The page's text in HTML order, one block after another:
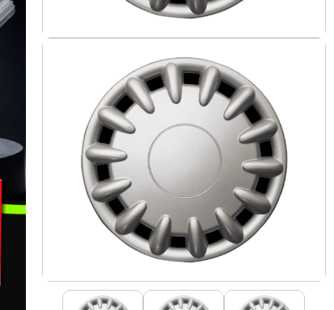
. TAPETES ORIGINAIS BORRACHA
PESADOS E CARAVANAS
. TAPETES ORIGINAIS BORRACHA 3D
. TAPETES UNIVERSAIS ALCATIFA
. TAPETES UNIVERSAIS ALCATIFA
. TAPETES UNIVERSAIS BORRACHA
. TAPETES UNIVERSAIS BORRACHA
MALA